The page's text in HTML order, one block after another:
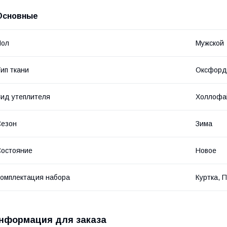
Мужской
ткани Оксфорд
утеплителя
Зима
Новое
набора Куртка,
для заказа